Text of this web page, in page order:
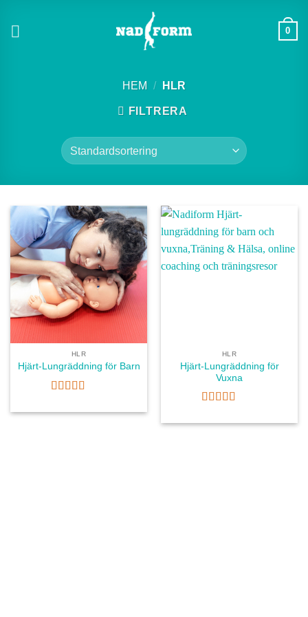
0
HEM / HLR
FILTRERA
HLR
Hjärt-Lungräddning för Barn
av 5
HLR
Hjärt-Lungräddning för
Vuxna
av 5